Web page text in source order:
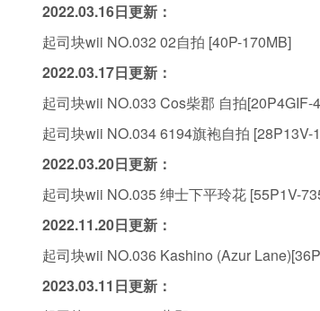
2022.03.16日更新 ：
起司块wii NO.032 02自拍 [40P-170MB]
2022.03.17日更新 ：
起司块wii NO.033 Cos柴郡 自拍[20P4GIF-
起司块wii NO.034 6194旗袍自拍 [28P13V-
2022.03.20日更新 ：
起司块wii NO.035 绅士下平玲花 [55P1V-
2022.11.20日更新 ：
起司块wii NO.036 Kashino (Azur
2023.03.11日更新 ：